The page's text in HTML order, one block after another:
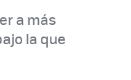
a más
la que